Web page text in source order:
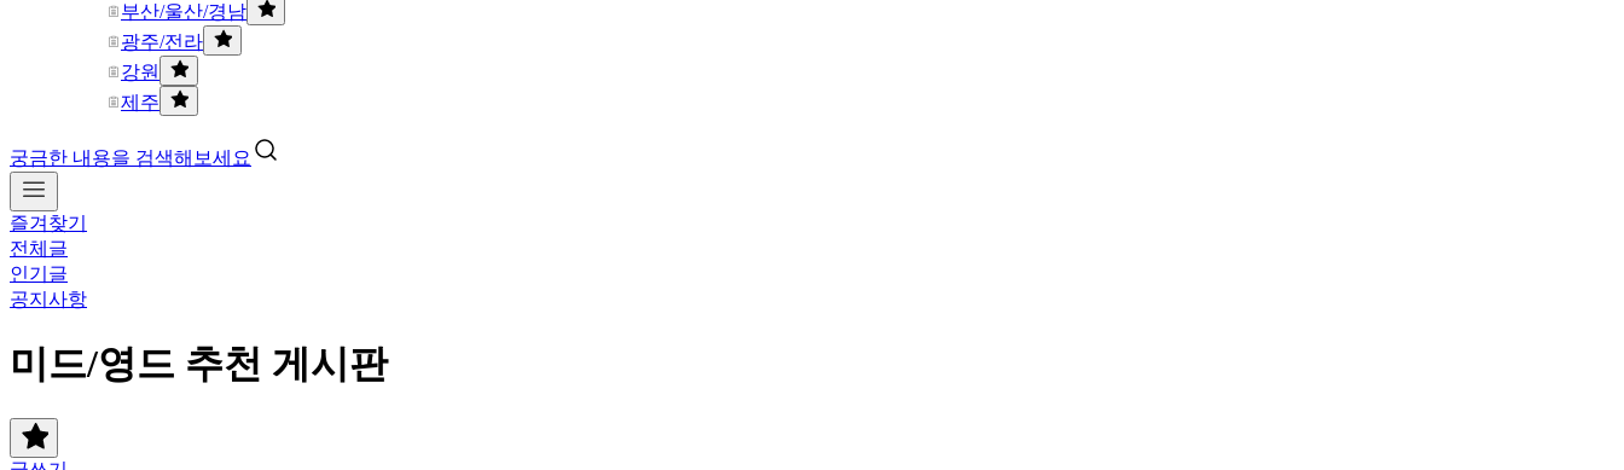
부산/울산/경남
광주/전라
강원
제주
궁금한 내용을 검색해보세요
즐겨찾기
전체글
인기글
공지사항
미드/영드 추천 게시판